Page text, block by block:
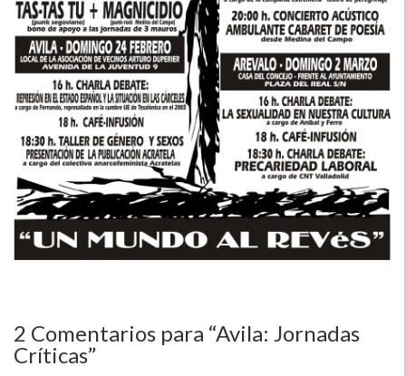
2 Comentarios para “Avila: Jornadas
Crí­ticas”